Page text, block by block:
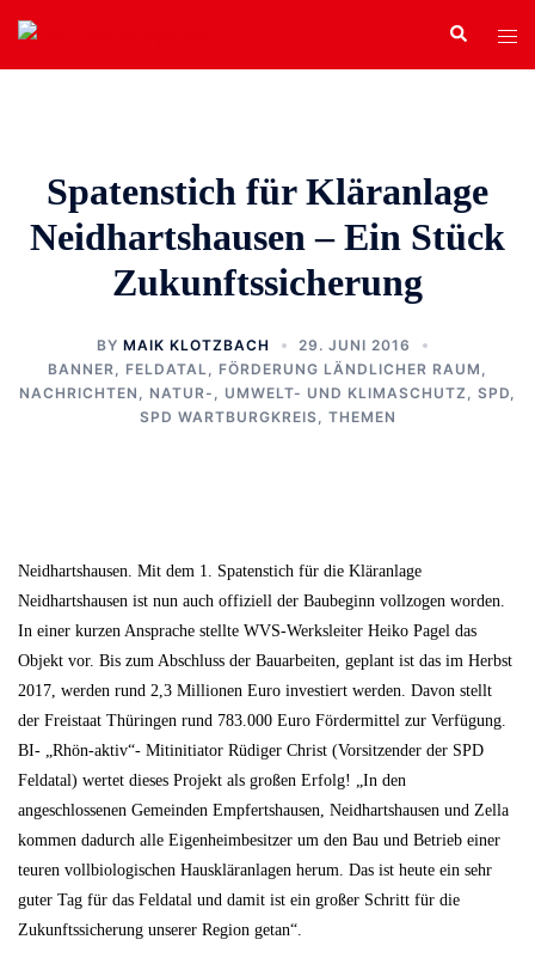
Zum
Inhalt
springen
Search
Spatenstich für Kläranlage
Neidhartshausen – Ein Stück
Zukunftssicherung
BY MAIK KLOTZBACH
29. JUNI 2016
BANNER
FELDATAL FÖRDERUNG LÄNDLICHER RAUM
NACHRICHTEN
NATUR-, UMWELT- UND KLIMASCHUTZ SPD
SPD WARTBURGKREIS
THEMEN
Neidhartshausen. Mit dem 1. Spatenstich für die Kläranlage
Neidhartshausen ist nun auch offiziell der Baubeginn vollzogen worden.
In einer kurzen Ansprache stellte WVS-Werksleiter Heiko Pagel das
Objekt vor. Bis zum Abschluss der Bauarbeiten, geplant ist das im Herbst
2017, werden rund 2,3 Millionen Euro investiert werden. Davon stellt
der Freistaat Thüringen rund 783.000 Euro Fördermittel zur Verfügung.
BI- „Rhön-aktiv“- Mitinitiator Rüdiger Christ (Vorsitzender der SPD
Feldatal) wertet dieses Projekt als großen Erfolg! „In den
angeschlossenen Gemeinden Empfertshausen, Neidhartshausen und Zella
kommen dadurch alle Eigenheimbesitzer um den Bau und Betrieb einer
teuren vollbiologischen Hauskläranlagen herum. Das ist heute ein sehr
guter Tag für das Feldatal und damit ist ein großer Schritt für die
Zukunftssicherung unserer Region getan“.